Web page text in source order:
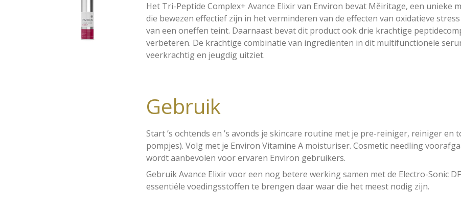
Het Tri-Peptide Complex+ Avance Elixir van Environ bevat Měiritage, een unieke
die bewezen effectief zijn in het verminderen van de effecten van oxidatieve
van een oneffen teint. Daarnaast bevat dit product ook drie krachtige
verbeteren. De krachtige combinatie van ingrediënten in dit multifunctionele
veerkrachtig en jeugdig uitziet.
Gebruik
Start ’s ochtends en ’s avonds je skincare routine met je pre-reiniger, reiniger en
pompjes). Volg met je Environ Vitamine A moisturiser. Cosmetic needling
wordt aanbevolen voor ervaren Environ gebruikers.
Gebruik Avance Elixir voor een nog betere werking samen met de Electro-Sonic
essentiële voedingsstoffen te brengen daar waar die het meest nodig zijn.